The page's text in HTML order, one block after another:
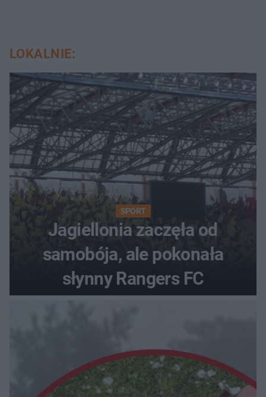
LOKALNIE:
SPORT
Jagiellonia zaczęła od
samobója, ale pokonała
słynny Rangers FC